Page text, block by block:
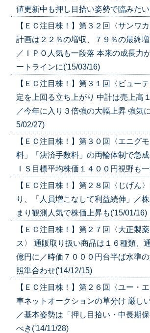
値更新中も押し目拾い姿勢で臨みた
【ＥＣ注目株！】第３２回〈サンワ
計画は２２％の増収、７９％の最終
／ＩＰＯ人気も一段落 本来の成長力
ートラインに('15/03/16)
【ＥＣ注目株！】第３１回〈ビュー
定を上回る立ち上がり 中計は売上高
／今年に入り３倍強の大幅上昇 強気
5/02/27)
【ＥＣ注目株！】第３０回〈エニグ
料」「決済手数料」の両輪体制で急
ＩＳ目標平均株価１４００円視野も
【ＥＣ注目株！】第２８回〈じげん
り、「人員増こなして利益続伸」／
まり観測人気で株価上昇も('15/01/16)
【ＥＣ注目株！】第２７回〈大正製
ス〉 通販取り扱い商品は１６種類、
億円に／時価７０００円台半ば水準
照準合わせ('14/12/15)
【ＥＣ注目株！】第２６回〈ユー・
車ネットオークションの草分け 厳し
／基本姿勢は「押し目拾い・中長期
べき('14/11/28)